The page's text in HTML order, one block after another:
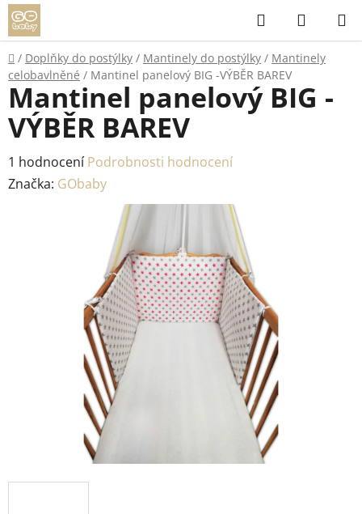
Přejít
na
obsah
Hledat
KOŠÍK
Domů
/ Doplňky do postýlky / Mantinely do postýlky / Mantinely
celobavlněné / Mantinel panelový BIG -VÝBĚR BAREV
Mantinel panelový BIG -
VÝBĚR BAREV
Průměrné
hodnocení
1 hodnocení Podrobnosti hodnocení
Značka: GObaby